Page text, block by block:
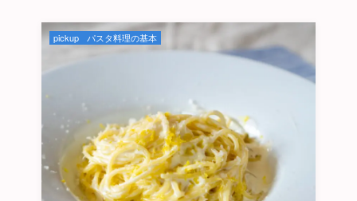
pickup パスタ料理の基本